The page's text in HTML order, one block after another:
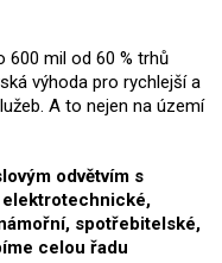
600 mil od 60 % trhů
výhoda pro rychlejší a
A to nejen na území
odvětvím s
elektrotechnické,
spotřebitelské,
celou řadu